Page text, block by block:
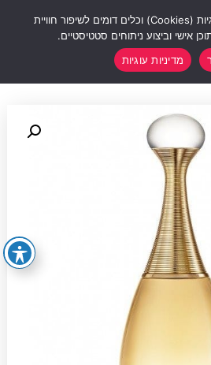
באתר נעשה שימוש בעוגיות (Cookies) וכלים דומים לשיפור חוויית
אישי וביצוע ניתוחים סטטיסטיים.
מדיניות עוגיות